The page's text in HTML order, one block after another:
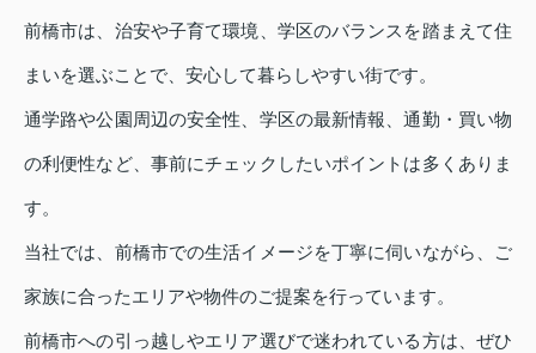
前橋市は、治安や子育て環境、学区のバランスを踏まえて住
まいを選ぶことで、安心して暮らしやすい街です。
通学路や公園周辺の安全性、学区の最新情報、通勤・買い物
の利便性など、事前にチェックしたいポイントは多くありま
す。
当社では、前橋市での生活イメージを丁寧に伺いながら、ご
家族に合ったエリアや物件のご提案を行っています。
前橋市への引っ越しやエリア選びで迷われている方は、ぜひ